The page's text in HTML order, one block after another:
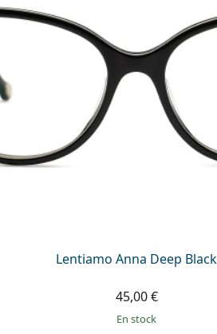
Lentiamo Anna Deep Black
45,00 €
en stock